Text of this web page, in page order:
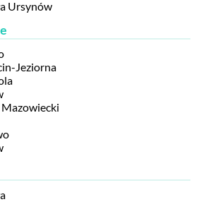
Ursynów
Jeziorna